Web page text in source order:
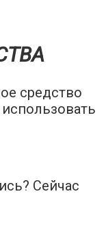
средство
Сейчас